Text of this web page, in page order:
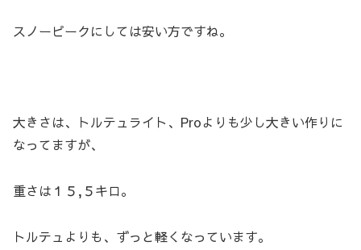
スノーピークにしては安い方ですね。
大きさは、トルテュライト、Proよりも少し大きい作りに
なってますが、
重さは１５,５キロ。
トルテュよりも、ずっと軽くなっています。